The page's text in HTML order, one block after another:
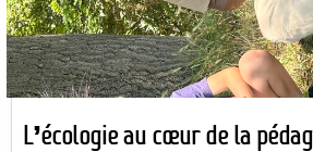
L’écologie au cœur de la